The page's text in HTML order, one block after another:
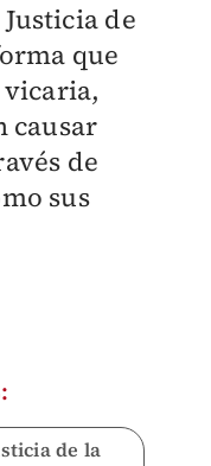
de
que
causar
de
sus
de la